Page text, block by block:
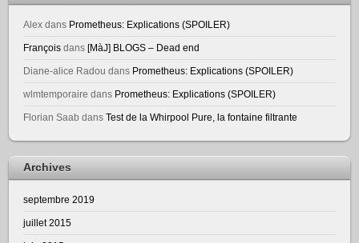
Alex dans Prometheus: Explications (SPOILER)
François dans [MàJ] BLOGS – Dead end
Diane-alice Radou dans Prometheus: Explications (SPOILER)
wlmtemporaire dans Prometheus: Explications (SPOILER)
Florian Saab dansTest de la Whirpool Pure, la fontaine filtrante
Archives
septembre 2019
juillet 2015